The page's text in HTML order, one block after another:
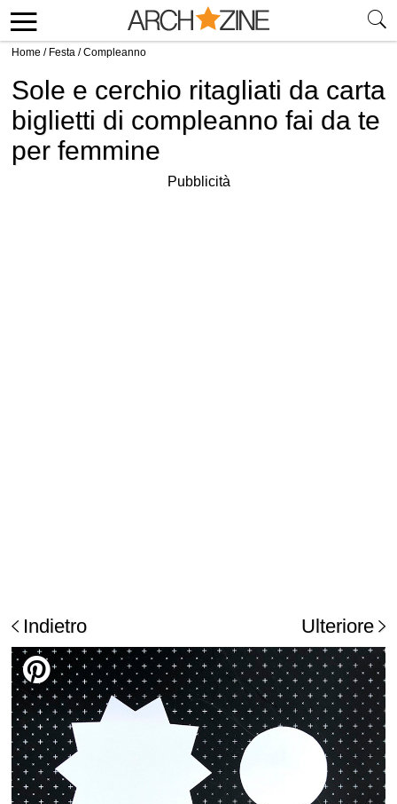
Home / Festa /Compleanno
Sole e cerchio ritagliati da carta
biglietti di compleanno fai da te
per femmine
Pubblicità
Indietro Ulteriore